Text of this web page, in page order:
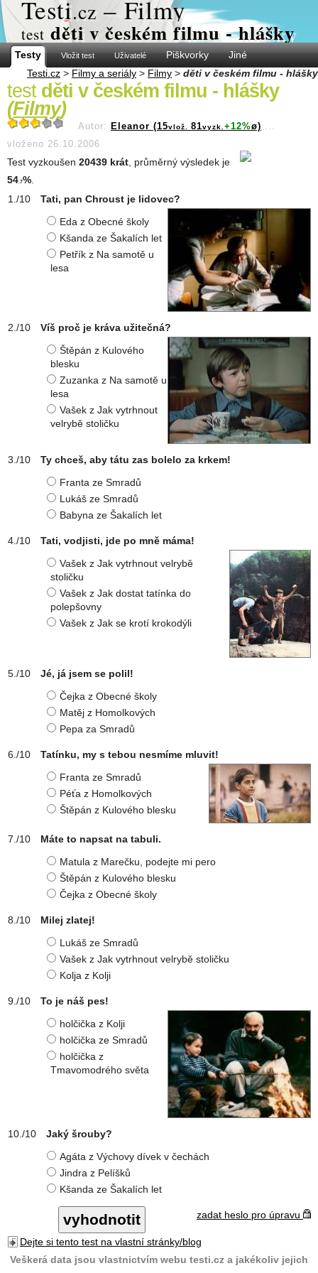
Testi.cz – Filmy
test děti v českém filmu - hlášky
Testy Vložit test Uživatelé Piškvorky
Jiné
Testi.cz > Filmy a seriály > Filmy > děti v českém filmu - hlášky
test děti v českém filmu - hlášky
(Filmy)
Autor: Eleanor (15vlož. 81vyzk. +12%ø) ...
vloženo 26.10.2006
Test vyzkoušen 20439 krát , průměrný výsledek je
54 .7%
Tati, pan Chroust je lidovec?
Eda z Obecné školy
Kšanda ze Šakalích let
Petřík z Na samotě u
lesa
Víš proč je kráva užitečná?
Štěpán z Kulového
blesku
Zuzanka z Na samotě u
lesa
Vašek z Jak vytrhnout
velrybě stoličku
Ty chceš, aby tátu zas bolelo za krkem!
Franta ze Smradů
Lukáš ze Smradů
Babyna ze Šakalích let
Tati, vodjisti, jde po mně máma!
Vašek z Jak vytrhnout velrybě
stoličku
Vašek z Jak dostat tatínka do
polepšovny
Vašek z Jak se krotí krokodýli
Jé, já jsem se polil!
Čejka z Obecné školy
Matěj z Homolkových
Pepa za Smradů
Tatínku, my s tebou nesmíme mluvit!
Franta ze Smradů
Péťa z Homolkových
Štěpán z Kulového blesku
Máte to napsat na tabuli.
Matula z Marečku, podejte mi pero
Štěpán z Kulového blesku
Čejka z Obecné školy
Milej zlatej!
Lukáš ze Smradů
Vašek z Jak vytrhnout velrybě stoličku
Kolja z Kolji
To je náš pes!
holčička z Kolji
holčička ze Smradů
holčička z
Tmavomodrého světa
Jaký šrouby?
Agáta z Výchovy dívek v čechách
Jindra z Pelíšků
Kšanda ze Šakalích let
zadat heslo pro úpravu
Dejte si tento test na vlastní stránky/blog
Veškerá data jsou vlastnictvím webu testi.cz a jakékoliv jejich